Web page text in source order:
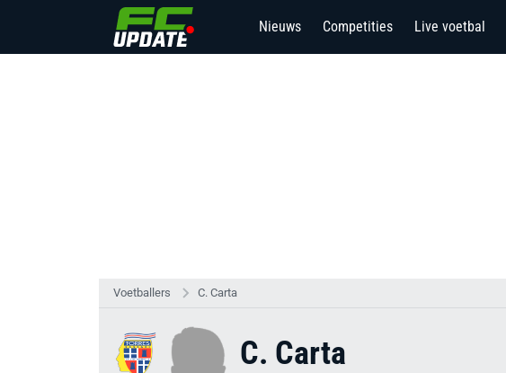
Nieuws Competities Live voetbal
Voetballers C. Carta
C. Carta